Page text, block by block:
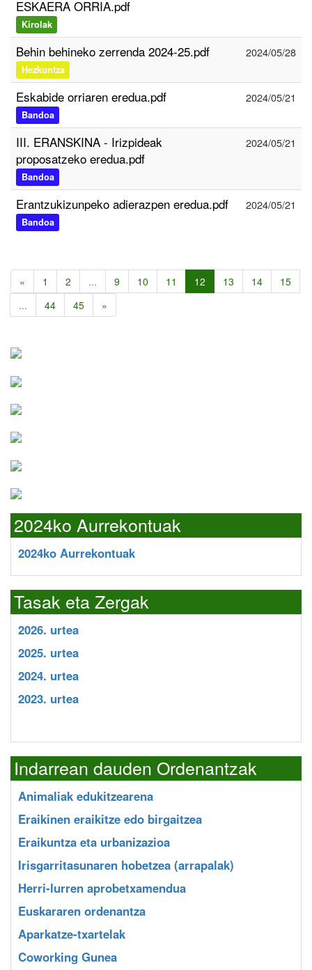
ESKAERA ORRIA.pdf
Kirolak
Behin behineko zerrenda 2024-25.pdf
Hezkuntza
2024/05/28
Eskabide orriaren eredua.pdf
Bandoa
2024/05/21
III. ERANSKINA - Irizpideak
proposatzeko eredua.pdf
Bandoa
2024/05/21
Erantzukizunpeko adierazpen eredua.pdf
Bandoa
2024/05/21
« 1 2 ... 9 10 11 12 13 14
15
...
44 45 »
2024ko Aurrekontuak
2024ko Aurrekontuak
Tasak eta Zergak
2026. urtea
2025. urtea
2024. urtea
2023. urtea
Indarrean dauden Ordenantzak
Animaliak edukitzearena
Eraikinen eraikitze edo birgaitzea
Eraikuntza eta urbanizazioa
Irisgarritasunaren hobetzea (arrapalak)
Herri-lurren aprobetxamendua
Euskararen ordenantza
Aparkatze-txartelak
Coworking Gunea